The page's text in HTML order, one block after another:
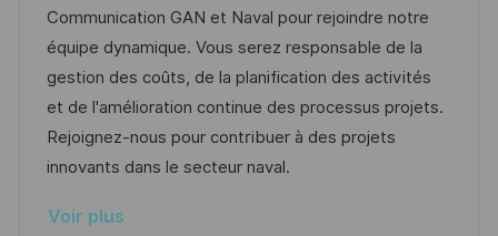
i
s
a
t
i
o
d
’
a
f
f
i
h
r
e
n
c
e
d
é
g
o
r
i
e
Communication GAN et Naval pour rejoindre notre
équipe dynamique. Vous serez responsable de la
gestion des coûts, de la planification des activités
et de l'amélioration continue des processus projets.
Rejoignez-nous pour contribuer à des projets
innovants dans le secteur naval.
Voir plus